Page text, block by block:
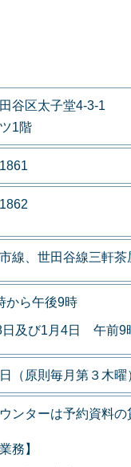
谷区太子堂4-3-1
1階
線、世田谷線三軒
から午後9時
日及び1月4日 午前9
（原則毎月第３木曜
ンターは予約資料
務】